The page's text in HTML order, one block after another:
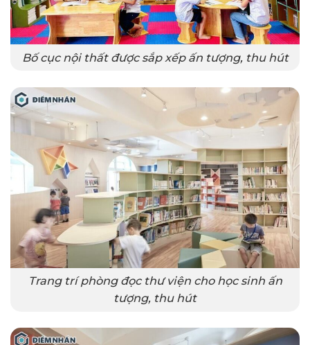
Bố cục nội thất được sắp xếp ấn tượng, thu hút
Trang trí phòng đọc thư viện cho học sinh ấn
tượng, thu hút